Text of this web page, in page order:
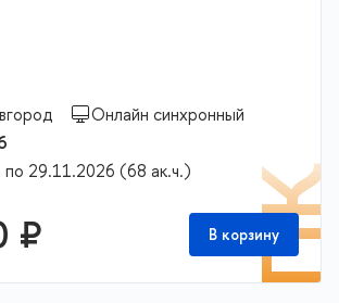
Онлайн синхронный
29.11.2026 (68 ак.ч.)
₽ В корзину